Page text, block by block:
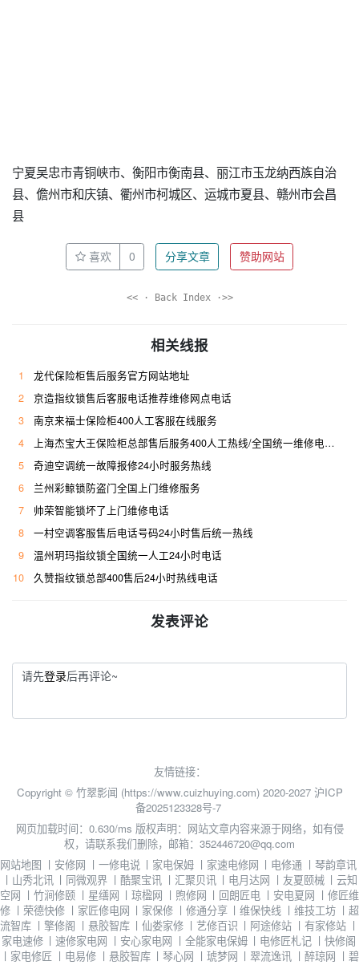
宁夏吴忠市青铜峡市、衡阳市衡南县、丽江市玉龙纳西族自治
县、儋州市和庆镇、衢州市柯城区、运城市夏县、赣州市会昌
县
喜欢 0 分享文章 赞助网站
<< · Back Index ·>>
相关线报
1
龙代保险柜售后服务官方网站地址
2
京造指纹锁售后客服电话推荐维修网点电话
3
南京来福士保险柜400人工客服在线服务
4
上海杰宝大王保险柜总部售后服务400人工热线/全国统一维修电话是多少
5
奇迪空调统一故障报修24小时服务热线
6
兰州彩鲸锁防盗门全国上门维修服务
7
帅荣智能锁坏了上门维修电话
8
一村空调客服售后电话号码24小时售后统一热线
9
温州玥玛指纹锁全国统一人工24小时电话
10
久赞指纹锁总部400售后24小时热线电话
发表评论
请先登录后再评论~
友情链接：
Copyright © 竹翠影闻 (https://www.cuizhuying.com) 2020-2027 沪ICP
备2025123328号-7
网页加载时间：0.630/ms 版权声明：网站文章内容来源于网络，如有侵
权，请联系我们删除，邮箱：352446720@qq.com
网站地图 丨 安修网 丨 一修电说 丨 家电保姆 丨 家速电修网 丨 电修通 丨琴韵章讯
丨 山秀北讯 丨 同微观界 丨 酷聚宝讯 丨 汇聚贝讯 丨 电月达网 丨 友夏颐械 丨云知
空网 丨 竹涧修颐 丨 星缮网 丨琼楹网 丨 煦修网 丨 回朗匠电 丨 安电夏网 丨 修匠维
修 丨 荣德快修 丨 家匠修电网 丨 家保修 丨 修通分享 丨维保快线 丨维技工坊 丨 超
流智库 丨 擎修阁 丨 悬胶智库 丨仙娄家修 丨 艺修百识 丨 阿途修站 丨 有家修站 丨
家电速修 丨 速修家电网 丨 安心家电网 丨 全能家电保姆 丨 电修匠札记 丨 快修阁
丨 家电修匠 丨 电易修 丨 悬胶智库 丨琴心网 丨 琥梦网 丨翠流逸讯 丨醉琼网 丨 碧